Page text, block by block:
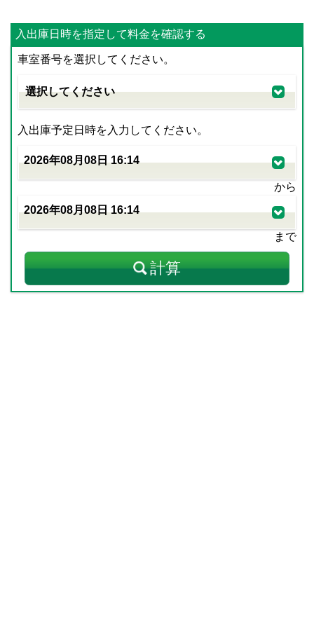
入出庫日時を指定して料金を確認する
車室番号を選択してください。
入出庫予定日時を入力してください。
から
まで
計算